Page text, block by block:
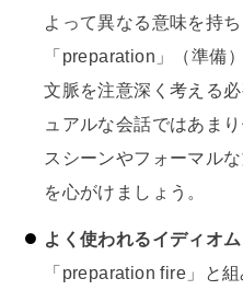
よって異なる意味を持
「preparation」（準備
文脈を注意深く考える
ュアルな会話ではあま
スシーンやフォーマル
を心がけましょう。
よく使われるイディオ
「preparation fire」と